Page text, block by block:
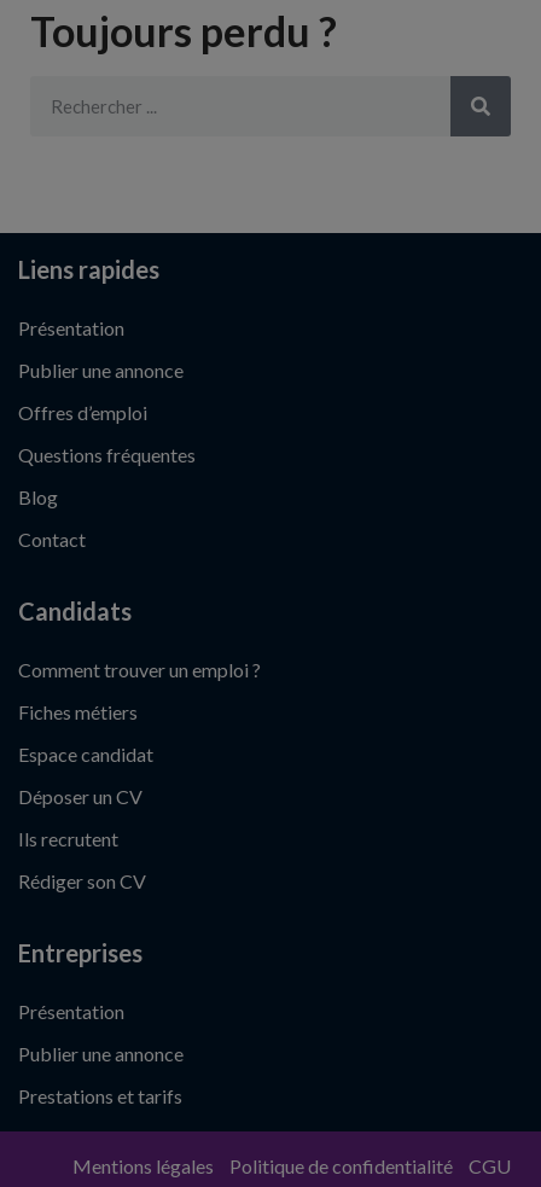
Toujours perdu ?
Liens rapides
Présentation
Publier une annonce
Offres d’emploi
Questions fréquentes
Blog
Contact
Candidats
Comment trouver un emploi ?
Fiches métiers
Espace candidat
Déposer un CV
Ils recrutent
Rédiger son CV
Entreprises
Présentation
Publier une annonce
Prestations et tarifs
Mentions légales Politique de confidentialité CGU